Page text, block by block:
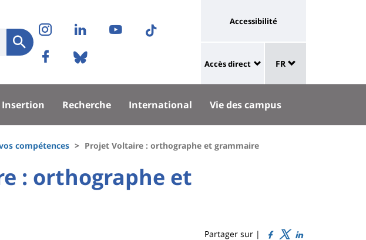
Soumettre
Réseaux
sociaux
Instagram
LinkedInYoutubeTikTok
FacebookBluesky
Université
lien
vers
page
accessibilité
Accessibilité
University
:
Shortcut
links
Accès direct de
langue
FR
Recherche International Vie des campus
compétences Projet Voltaire : orthographe et grammaire
: orthographe et
Partager sur |